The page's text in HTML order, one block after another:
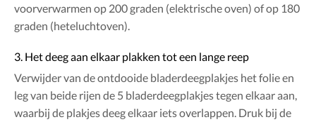
voorverwarmen op 200 graden (elektrische oven) of op 180
graden (heteluchtoven).
3. Het deeg aan elkaar plakken tot een lange reep
Verwijder van de ontdooide bladerdeegplakjes het folie en
leg van beide rijen de 5 bladerdeegplakjes tegen elkaar aan,
waarbij de plakjes deeg elkaar iets overlappen. Druk bij de